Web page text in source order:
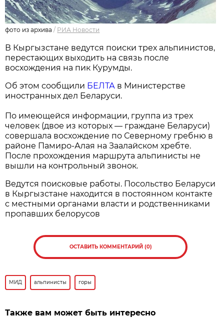
фото из архива / РИА Новости
В Кыргызстане ведутся поиски трех альпинистов,
перестающих выходить на связь после
восхождения на пик Курумды.
Об этом сообщили БЕЛТА в Министерстве
иностранных дел Беларуси.
По имеющейся информации, группа из трех
человек (двое из которых — граждане Беларуси)
совершала восхождение по Северному гребню в
районе Памиро-Алая на Заалайском хребте.
После прохождения маршрута альпинисты не
вышли на контрольный звонок.
Ведутся поисковые работы. Посольство Беларуси
в Кыргызстане находится в постоянном контакте
с местными органами власти и родственниками
пропавших белорусов
ОСТАВИТЬ КОММЕНТАРИЙ (0)
МИД альпинисты горы
Также вам может быть интересно